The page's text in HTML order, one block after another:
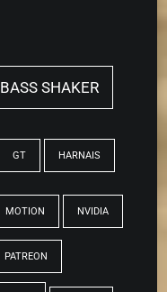
BASS SHAKER
GT HARNAIS
MOTION NVIDIA
PATREON